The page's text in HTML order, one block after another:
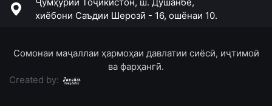
Ҷумҳурии Тоҷикистон, ш. Душанбе,
хиёбони Саъдии Шерозӣ - 16, ошёнаи 10.
Сомонаи маҷаллаи ҳармоҳаи давлатии сиёсӣ, иҷтимоӣ
ва фарҳангӣ.
Created by: